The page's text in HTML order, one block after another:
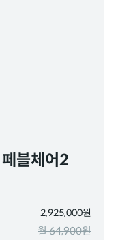
블체어2
2,925,000원
월 64,900원